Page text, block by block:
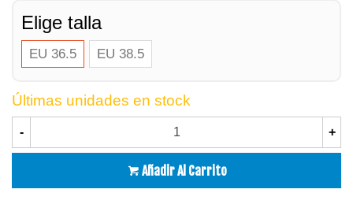
Elige talla
EU 36.5 EU 38.5
Últimas unidades en stock
- +
Añadir Al Carrito